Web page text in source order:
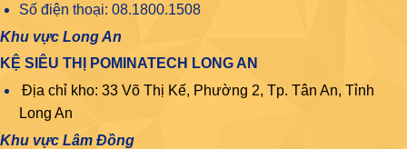
Số điện thoại: 08.1800.1508
Khu vực Long An
KỆ SIÊU THỊ POMINATECH LONG AN
Địa chỉ kho: 33 Võ Thị Kế, Phường 2, Tp. Tân An, Tỉnh
Long An
Khu vực Lâm Đồng